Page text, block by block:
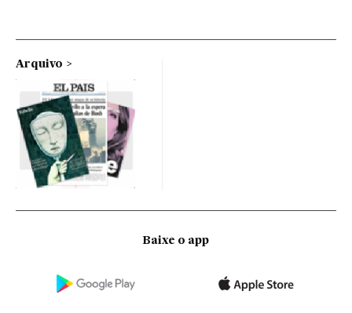
Arquivo
Baixe o app